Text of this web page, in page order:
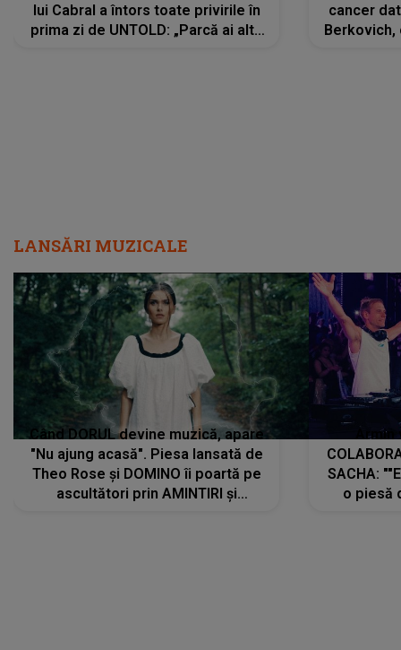
lui Cabral a întors toate privirile în
prima zi de UNTOLD: „Parcă ai altă
cancer
Berkovich,
LANSĂRI MUZICALE
Când DORUL devine muzică, apare
"Nu ajung acasă". Piesa lansată de
Theo Rose și DOMINO îi poartă pe
ascultători prin AMINTIRI și
SACHA:
o piesă